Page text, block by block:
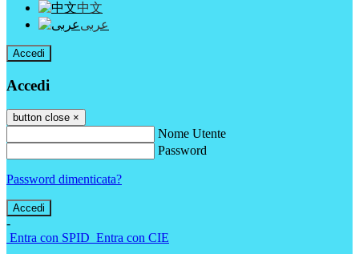
中文
عربى
Accedi
Accedi
button close ×
Nome Utente
Password
Password dimenticata?
-
Entra con SPID Entra con CIE